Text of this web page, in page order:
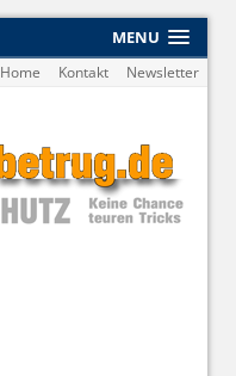
MENU
Home Kontakt Newsletter